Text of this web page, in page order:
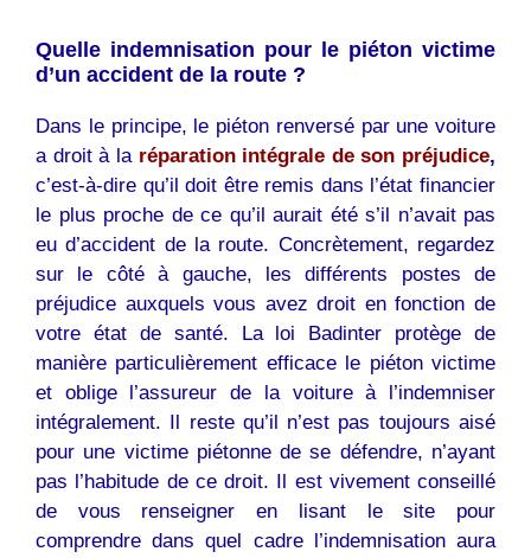
Quelle indemnisation pour le piéton victime
d’un accident de la route ?
Dans le principe, le piéton renversé par une voiture
a droit à laréparation intégrale de son préjudice,
c’est-à-dire qu’il doit être remis dans l’état financier
le plus proche de ce qu’il aurait été s’il n’avait pas
eu d’accident de la route. Concrètement, regardez
sur le côté à gauche, les différents postes de
préjudice auxquels vous avez droit en fonction de
votre état de santé. La loi Badinter protège de
manière particulièrement efficace le piéton victime
et oblige l’assureur de la voiture à l’indemniser
intégralement. Il reste qu’il n’est pas toujours aisé
pour une victime piétonne de se défendre, n’ayant
pas l’habitude de ce droit. Il est vivement conseillé
de vous renseigner en lisant le site pour
comprendre dans quel cadre l’indemnisation aura